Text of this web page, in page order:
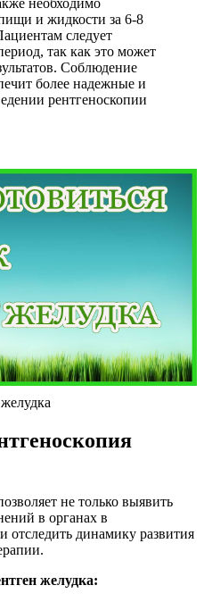
и жидкости за 6-8
следует
так как это может
Соблюдение
более надежные и
рентгеноскопии
не только выявить
в органах в
отследить динамику развития
желудка: